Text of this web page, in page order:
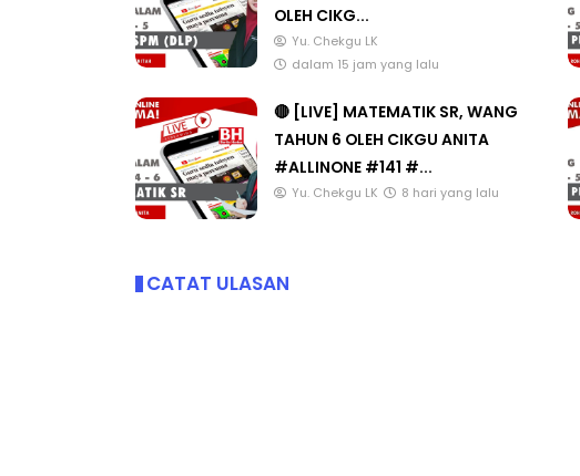
OLEH CIKG...
Yu. Chekgu LK
dalam 15 jam yang lalu
🔴 [LIVE] MATEMATIK SR, WANG
TAHUN 6 OLEH CIKGU ANITA
#ALLINONE #141 #...
Yu. Chekgu LK 8 hari yang lalu
CATAT ULASAN